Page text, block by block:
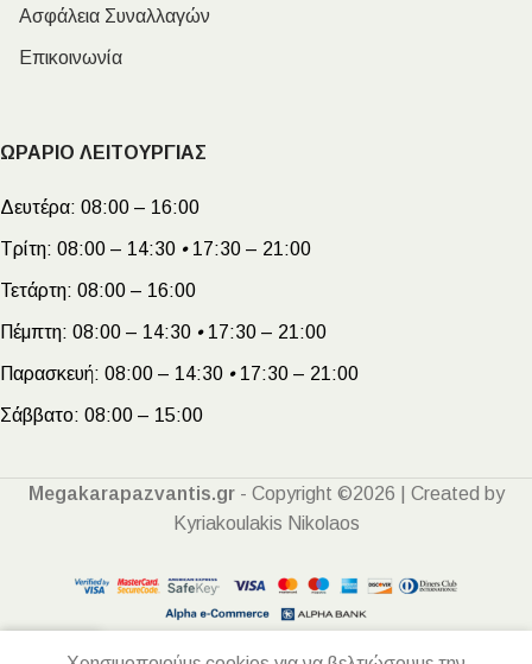
Ασφάλεια Συναλλαγών
Επικοινωνία
ΩΡΑΡΙΟ ΛΕΙΤΟΥΡΓΙΑΣ
Δευτέρα: 08:00 – 16:00
Τρίτη: 08:00 – 14:30 •17:30 – 21:00
Τετάρτη: 08:00 – 16:00
Πέμπτη: 08:00 – 14:30 •17:30 – 21:00
Παρασκευή: 08:00 – 14:30 •17:30 – 21:00
Σάββατο: 08:00 – 15:00
Megakarapazvantis.gr- Copyright ©2026 | Created by
Kyriakoulakis Nikolaos